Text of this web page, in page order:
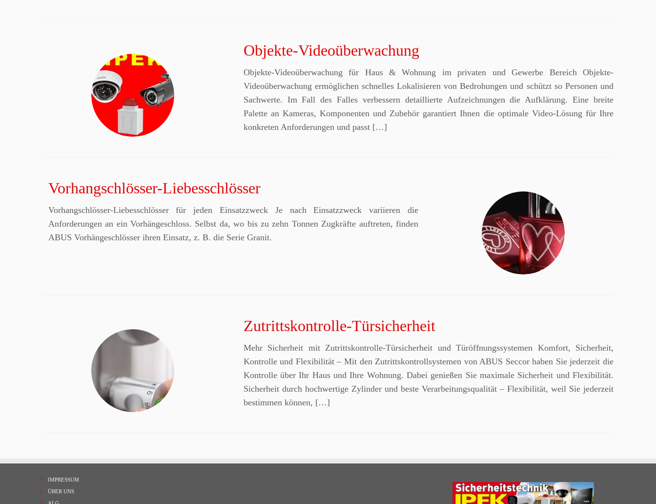
Objekte-Videoüberwachung
Objekte-Videoüberwachung für Haus & Wohnung im privaten und Gewerbe Bereich Objekte-
Videoüberwachung ermöglichen schnelles Lokalisieren von Bedrohungen und schützt so Personen und
Sachwerte. Im Fall des Falles verbessern detaillierte Aufzeichnungen die Aufklärung. Eine breite
Palette an Kameras, Komponenten und Zubehör garantiert Ihnen die optimale Video-Lösung für Ihre
konkreten Anforderungen und passt […]
Vorhangschlösser-Liebesschlösser
Vorhangschlösser-Liebesschlösser für jeden Einsatzzweck Je nach Einsatzzweck variieren die
Anforderungen an ein Vorhängeschloss. Selbst da, wo bis zu zehn Tonnen Zugkräfte auftreten, finden
ABUS Vorhängeschlösser ihren Einsatz, z. B. die Serie Granit.
Zutrittskontrolle-Türsicherheit
Mehr Sicherheit mit Zutrittskontrolle-Türsicherheit und Türöffnungssystemen Komfort, Sicherheit,
Kontrolle und Flexibilität – Mit den Zutrittskontrollsystemen von ABUS Seccor haben Sie jederzeit die
Kontrolle über Ihr Haus und Ihre Wohnung. Dabei genießen Sie maximale Sicherheit und Flexibilität.
Sicherheit durch hochwertige Zylinder und beste Verarbeitungsqualität – Flexibilität, weil Sie jederzeit
bestimmen können, […]
IMPRESSUM
ÜBER UNS